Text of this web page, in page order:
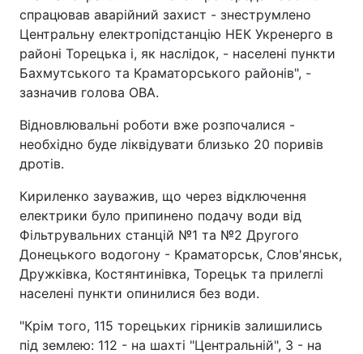
Тема оформлення
спрацював аварійний захист - знеструмлено
Центральну електропідстанцію НЕК Укренерго в
районі Торецька і, як наслідок, - населені пункти
Бахмутського та Краматорського районів", -
зазначив голова ОВА.
Відновлювальні роботи вже розпочалися -
необхідно буде ліквідувати близько 20 поривів
дротів.
Кириленко зауважив, що через відключення
електрики було припинено подачу води від
Фільтрувальних станцій №1 та №2 Другого
Донецького водогону - Краматорськ, Слов'янськ,
Дружківка, Костянтинівка, Торецьк та прилеглі
населені пункти опинилися без води.
"Крім того, 115 торецьких гірників залишились
під землею: 112 - на шахті "Центральній", 3 - на